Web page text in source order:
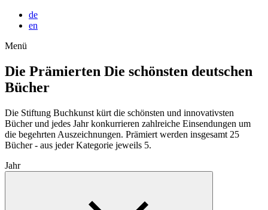
de
en
Menü
Die Prämierten Die schönsten deutschen
Bücher
Die Stiftung Buchkunst kürt die schönsten und innovativsten
Bücher und jedes Jahr konkurrieren zahlreiche Einsendungen um
die begehrten Auszeichnungen. Prämiert werden insgesamt 25
Bücher - aus jeder Kategorie jeweils 5.
Jahr